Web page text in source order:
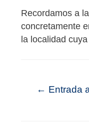
Recordamos a
concretamente
la localidad
← Entrada